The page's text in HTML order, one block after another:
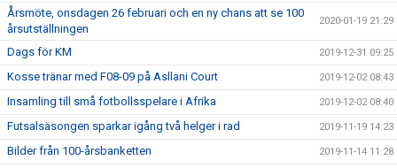
Årsmöte, onsdagen 26 februari och en ny chans att se 100
årsutställningen
2020-01-19 21:29
Dags för KM 2019-12-31 09:25
Kosse tränar med F08-09 på Asllani Court 2019-12-02 08:43
Insamling till små fotbollsspelare i Afrika 2019-12-02 08:40
Futsalsäsongen sparkar igång två helger i rad 2019-11-19 14:23
Bilder från 100-årsbanketten 2019-11-14 11:28